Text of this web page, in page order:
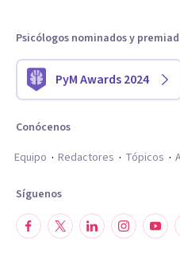
Psicólogos nominados y
PyM Awards 2024
Conócenos
Equipo
Redactores Tópicos
Síguenos